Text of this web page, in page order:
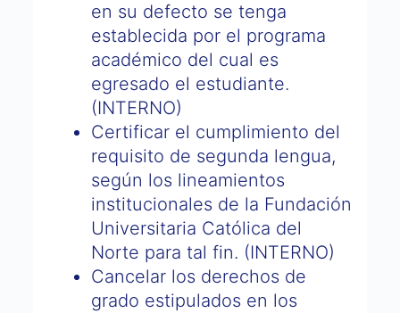
en su defecto se tenga
establecida por el programa
académico del cual es
egresado el estudiante.
(INTERNO)
Certificar el cumplimiento del
requisito de segunda lengua,
según los lineamientos
institucionales de la Fundación
Universitaria Católica del
Norte para tal fin. (INTERNO)
Cancelar los derechos de
grado estipulados en los